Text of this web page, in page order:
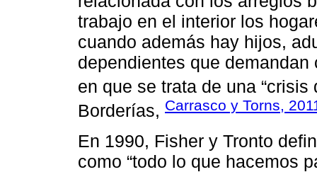
trabajo en el interior los
cuando además hay hijos,
dependientes que
en que se trata de una “crisis
Borderías, Carrasco y Torns,
En 1990, Fisher y Tronto
como “todo lo que hacemos